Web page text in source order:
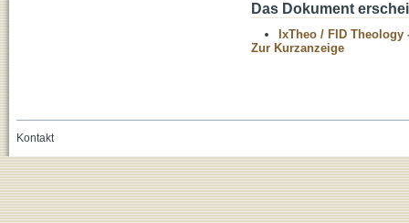
Das Dokument
IxTheo / FID Theology
Zur Kurzanzeige
Kontakt